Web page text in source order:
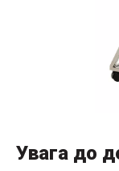
Увага до